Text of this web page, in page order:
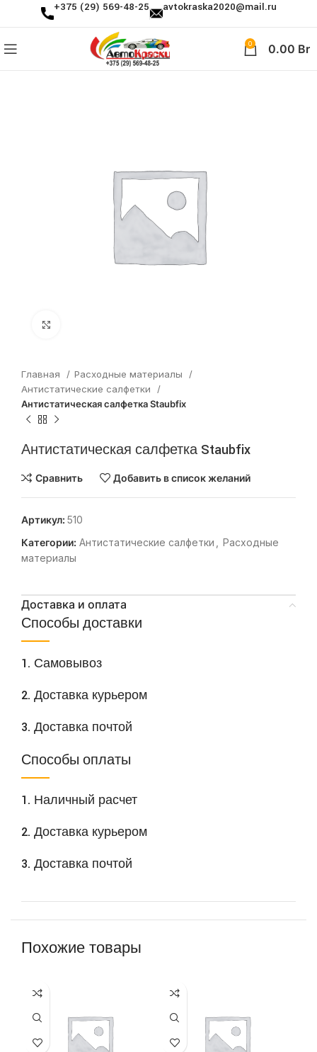
+375 (29) 569-48-25 avtokraska2020@mail.ru
0 0.00 Br
Главная
Расходные материалы
Антистатические салфетки
Антистатическая салфетка Staubfix
Антистатическая салфетка Staubfix
Сравнить Добавить в список желаний
Артикул: 510
Категории: Антистатические салфетки
Расходные
материалы
Доставка и оплата
Способы доставки
1. Самовывоз
2. Доставка курьером
3. Доставка почтой
Способы оплаты
1. Наличный расчет
2. Доставка курьером
3. Доставка почтой
Похожие товары